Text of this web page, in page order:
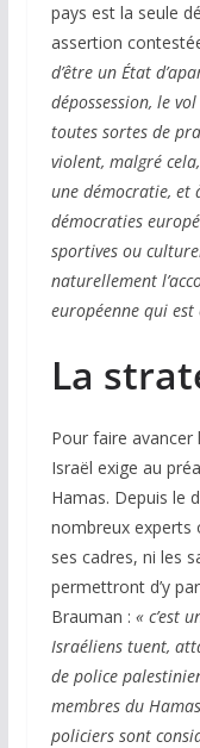
pays est la seule
assertion
d’être un État
dépossession, le
toutes sortes de
violent, malgré cela,
une démocratie, et
démocraties
sportives ou
naturellement
européenne qui est
La
Pour faire avancer
Israël exige au
Hamas. Depuis le
nombreux experts
ses cadres, ni les
permettront d’y
Brauman : « c’est
Israéliens tuent,
de police
membres du
policiers sont